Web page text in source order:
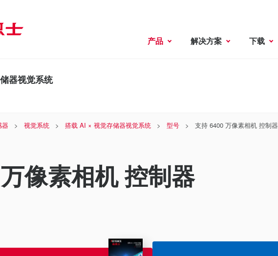
产品 解决方案 下载
器视觉系统
器 视觉系统 搭载 AI × 视觉存储器视觉系统 型号 支持 6400 万像素相机 控制器
像素相机 控制器